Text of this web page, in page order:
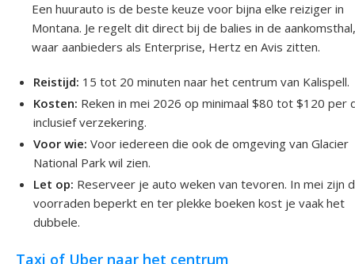
Een huurauto is de beste keuze voor bijna elke reiziger in
Montana. Je regelt dit direct bij de balies in de aankomsthal,
waar aanbieders als Enterprise, Hertz en Avis zitten.
Reistijd: 15 tot 20 minuten naar het centrum van Kalispell.
Kosten: Reken in mei 2026 op minimaal $80 tot $120 per
inclusief verzekering.
Voor wie: Voor iedereen die ook de omgeving van Glacier
National Park wil zien.
Let op: Reserveer je auto weken van tevoren. In mei zijn
voorraden beperkt en ter plekke boeken kost je vaak het
dubbele.
Taxi of Uber naar het centrum